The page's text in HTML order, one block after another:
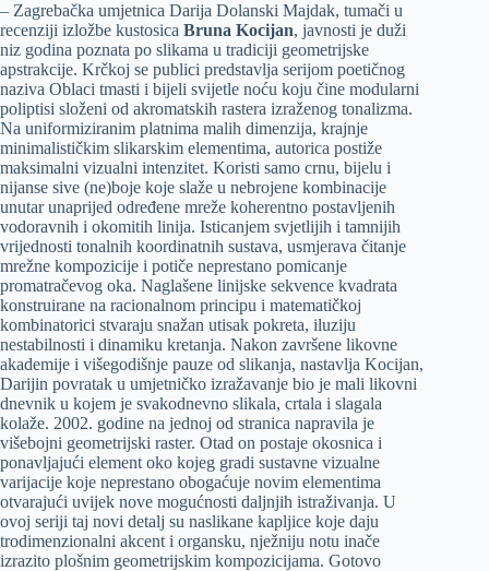
– Zagrebačka umjetnica Darija Dolanski Majdak, tumači u
recenziji izložbe kustosica Bruna Kocijan, javnosti je duži
niz godina poznata po slikama u tradiciji geometrijske
apstrakcije. Krčkoj se publici predstavlja serijom poetičnog
naziva Oblaci tmasti i bijeli svijetle noću koju čine modularni
poliptisi složeni od akromatskih rastera izraženog tonalizma.
Na uniformiziranim platnima malih dimenzija, krajnje
minimalističkim slikarskim elementima, autorica postiže
maksimalni vizualni intenzitet. Koristi samo crnu, bijelu i
nijanse sive (ne)boje koje slaže u nebrojene kombinacije
unutar unaprijed određene mreže koherentno postavljenih
vodoravnih i okomitih linija. Isticanjem svjetlijih i tamnijih
vrijednosti tonalnih koordinatnih sustava, usmjerava čitanje
mrežne kompozicije i potiče neprestano pomicanje
promatračevog oka. Naglašene linijske sekvence kvadrata
konstruirane na racionalnom principu i matematičkoj
kombinatorici stvaraju snažan utisak pokreta, iluziju
nestabilnosti i dinamiku kretanja. Nakon završene likovne
akademije i višegodišnje pauze od slikanja, nastavlja Kocijan,
Darijin povratak u umjetničko izražavanje bio je mali likovni
dnevnik u kojem je svakodnevno slikala, crtala i slagala
kolaže. 2002. godine na jednoj od stranica napravila je
višebojni geometrijski raster. Otad on postaje okosnica i
ponavljajući element oko kojeg gradi sustavne vizualne
varijacije koje neprestano obogaćuje novim elementima
otvarajući uvijek nove mogućnosti daljnjih istraživanja. U
ovoj seriji taj novi detalj su naslikane kapljice koje daju
trodimenzionalni akcent i organsku, nježniju notu inače
izrazito plošnim geometrijskim kompozicijama. Gotovo